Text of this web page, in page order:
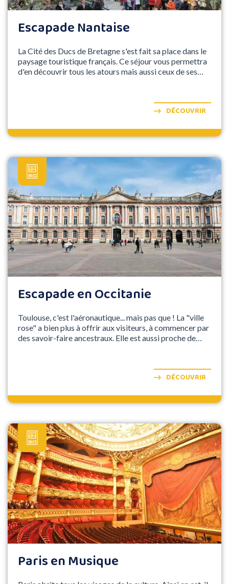
Escapade Nantaise
La Cité des Ducs de Bretagne s'est fait sa place dans le
paysage touristique français. Ce séjour vous permettra
d'en découvrir tous les atours mais aussi ceux de ses
DÉCOUVRIR
Escapade en Occitanie
Toulouse, c'est l'aéronautique... mais pas que ! La "ville
rose" a bien plus à offrir aux visiteurs, à commencer par
des savoir-faire ancestraux. Elle est aussi proche de
DÉCOUVRIR
Paris en Musique